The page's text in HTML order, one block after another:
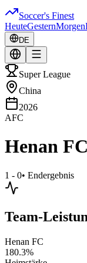
Soccer's Finest
HeuteGesternMorgen
DE
Super League
China
2026
AFC
Henan FC
1 - 0• Endergebnis
Team-
Henan FC
180.3%